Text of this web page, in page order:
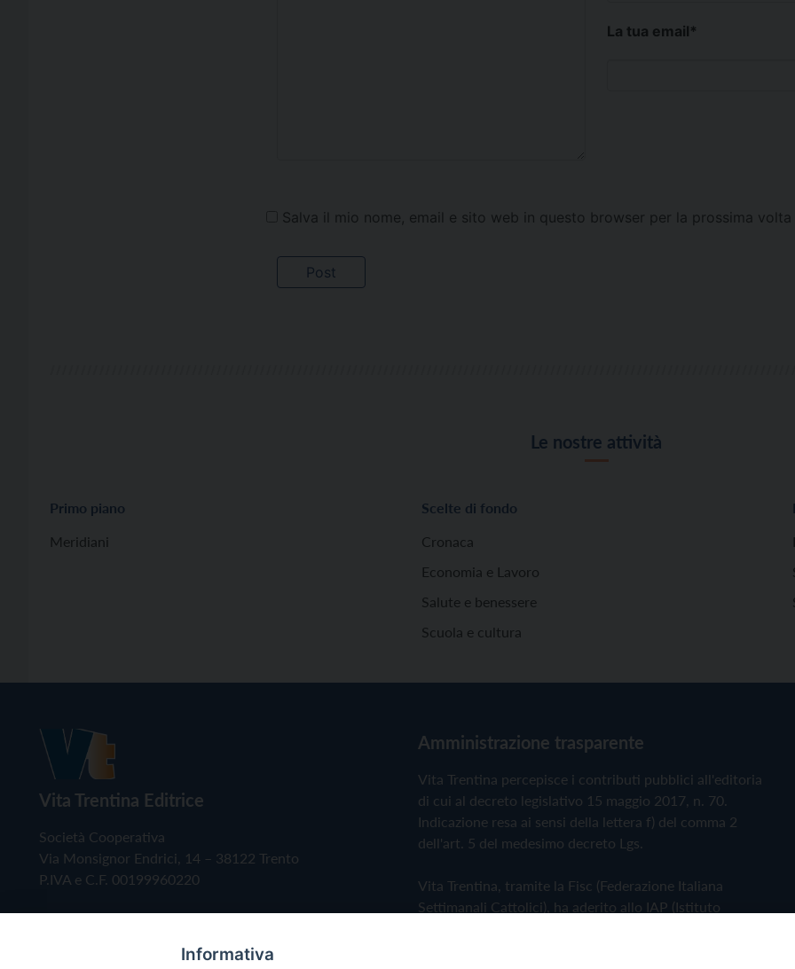
La tua email*
Salva il mio nome, email e sito web in questo browser per la prossima
Le nostre attività
Primo piano
Meridiani
Scelte di fondo
Cronaca
Economia e Lavoro
Salute e benessere
Scuola e cultura
Vita Trentina Editrice
Società Cooperativa
Via Monsignor Endrici, 14 – 38122 Trento
P.IVA e C.F. 00199960220
Amministrazione trasparente
Vita Trentina percepisce i contributi pubblici all'editoria
di cui al decreto legislativo 15 maggio 2017, n. 70.
Indicazione resa ai sensi della lettera f) del comma 2
dell'art. 5 del medesimo decreto Lgs.
Vita Trentina, tramite la Fisc (Federazione Italiana
Settimanali Cattolici), ha aderito allo IAP (Istituto
Informativa